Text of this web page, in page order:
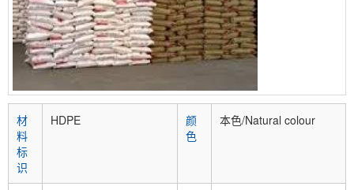
材
料
标
识
HDPE
颜
色
本色/Natural colour